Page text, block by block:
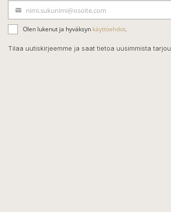
ä
h
k
nimi.sukunimi@osoite.com
Olen lukenut ja hyväksyn käyttöehdot.
Tilaa uutiskirjeemme ja saat tietoa uusimmista